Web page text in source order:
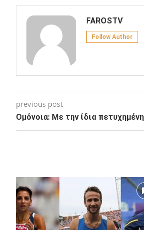
FAROSTV
Follow Author
previous post
Ομόνοια: Με την ίδια